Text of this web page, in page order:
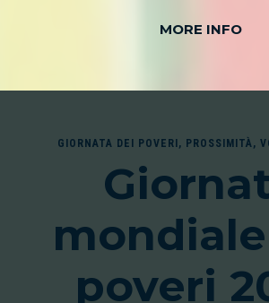
MORE INFO
GIORNATA DEI POVERI , PROSSIMITÀ,
poveri